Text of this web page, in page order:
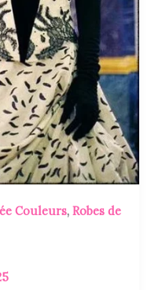
Couleurs,Robes de